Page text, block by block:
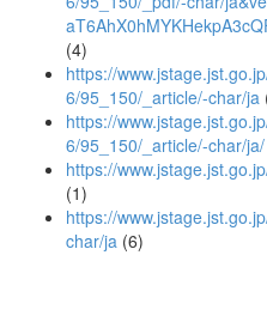
(4)
https://
6/95_150/_article/-char/ja
https://
6/95_150/_article/-char/ja/
https://
(1)
https://
char/ja (6)